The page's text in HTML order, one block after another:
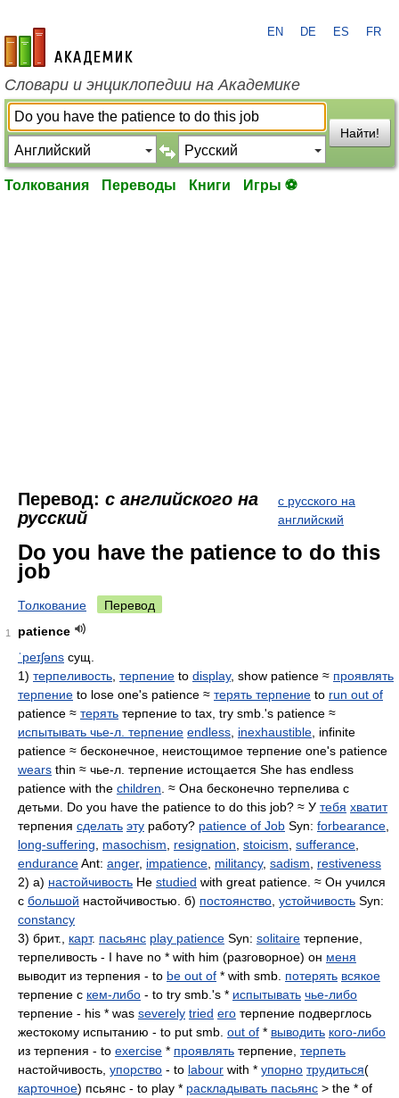
academic.ru
EN DE ES FR
Словари и энциклопедии на Академике
Найти!
Толкования Переводы Книги Игры ⚽
Перевод: с английского на
русский
с русского на
английский
Do you have the patience to do this
job
Толкование Перевод
1
patience
ˈpeɪʃəns сущ.
1) терпеливость терпение to display, show patience ≈ проявлять
терпение to lose one's patience ≈ терять терпение to run out of
patience ≈ терять терпение to tax, try smb.'s patience ≈
испытывать чье-л. терпение endless inexhaustible , infinite
patience ≈ бесконечное, неистощимое терпение one's patience
wears thin ≈ чье-л. терпение истощается She has endless
patience with the children . ≈ Она бесконечно терпелива с
детьми. Do you have the patience to do this job? ≈ У тебя хватит
терпения сделать эту работу? patience of Job Syn: forbearance
long-suffering
masochism resignation stoicism sufferance
enduranceAnt: anger, impatience militancy, sadism
restiveness
2) а) настойчивость He studied with great patience. ≈ Он учился
с большой настойчивостью. б) постоянство устойчивость Syn:
constancy
3) брит., карт. пасьянс play patience Syn: solitaire терпение,
терпеливость - I have no * with him (разговорное) он меня
выводит из терпения - to be out of * with smb. потерять всякое
терпение с кем-либо - to try smb.'s * испытывать чье-либо
терпение - his * was severely tried его терпение подверглось
жестокому испытанию - to put smb. out of * выводить кого-либо
из терпения - to exercise * проявлять терпение, терпеть
настойчивость, упорство - to labour with * упорно трудиться(
карточное) псьянс - to play * раскладывать пасьянс > the * of